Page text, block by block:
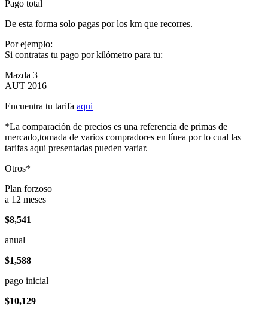
Pago total
De esta forma solo pagas por los km que recorres.
Por ejemplo:
Si contratas tu pago por kilómetro para tu:
Mazda 3
AUT 2016
Encuentra tu tarifa aqui
*La comparación de precios es una referencia de primas de
mercado,tomada de varios compradores en línea por lo cual las
tarifas aqui presentadas pueden variar.
Otros*
Plan forzoso
a 12 meses
$8,541
anual
$1,588
pago inicial
$10,129